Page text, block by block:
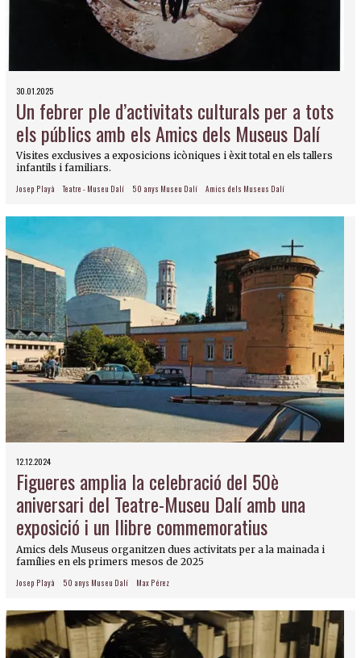
30.01.2025
Un febrer ple d’activitats culturals per a tots
els públics amb els Amics dels Museus Dalí
Visites exclusives a exposicions icòniques i èxit total en els tallers
infantils i familiars.
Josep Playà Teatre - Museu Dalí 50 anys Museu Dalí Amics dels Museus Dalí
12.12.2024
Figueres amplia la celebració del 50è
aniversari del Teatre-Museu Dalí amb una
exposició i un llibre commemoratius
Amics dels Museus organitzen dues activitats per a la mainada i
famílies en els primers mesos de 2025
Josep Playà 50 anys Museu Dalí Max Pérez